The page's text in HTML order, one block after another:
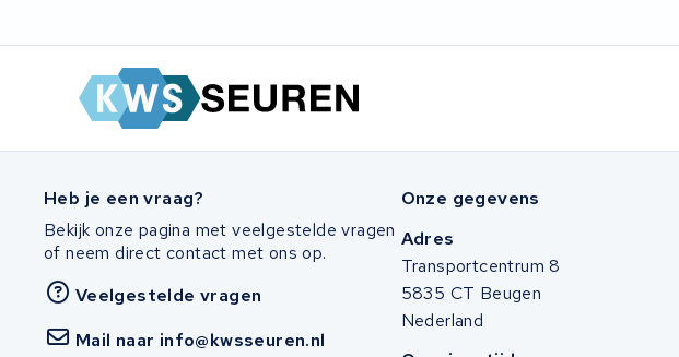
Malaguti
Alber
Motocaddy
AEG
Ridgeback Bikes
Heb je een vraag?
Bekijk onze pagina met veelgestelde vragen
of neem direct contact met ons op.
Veelgestelde vragen
Mail naar info@kwsseuren.nl
Onze gegevens
Adres
Transportcentrum 8
5835 CT Beugen
Nederland